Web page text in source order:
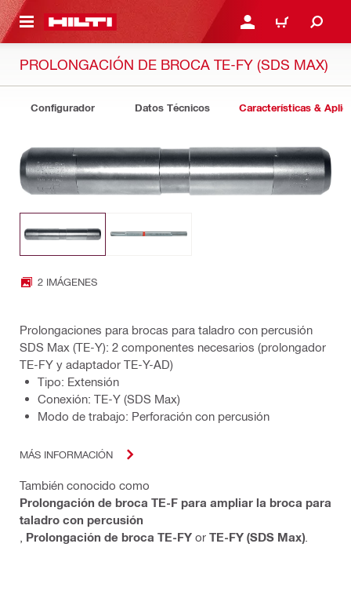
PRINCIPAL INICIE SESIÓN O
CARRITO
PROLONGACIÓN DE BROCA TE-FY (SDS MAX)
Configurador Datos Técnicos Características &
2 IMÁGENES
Prolongaciones para brocas para taladro con percusión
SDS Max (TE-Y): 2 componentes necesarios (prolongador
TE-FY y adaptador TE-Y-AD)
Tipo: Extensión
Conexión: TE-Y (SDS Max)
Modo de trabajo: Perforación con percusión
MÁS INFORMACIÓN
También conocido como
Prolongación de broca TE-F para ampliar la broca para
taladro con percusión
Prolongación de broca TE-FY or TE-FY (SDS Max)